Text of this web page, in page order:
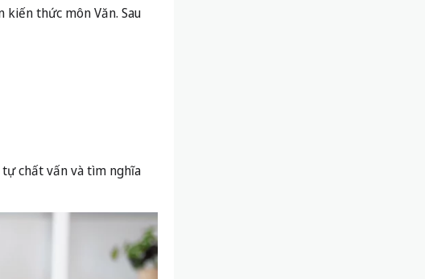
thức môn Văn. Sau
chất vấn và tìm nghĩa